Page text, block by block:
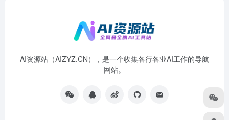
AI资源站（AIZYZ.CN），是一个收集各行各业AI工作的导航
网站。